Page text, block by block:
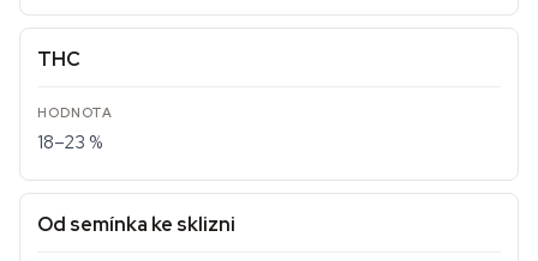
THC
18–23 %
Od semínka ke sklizni